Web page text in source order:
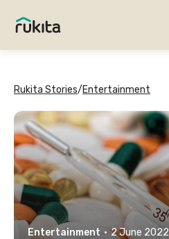
Rukita Stories/Entertainment
Entertainment · 2 June 2022